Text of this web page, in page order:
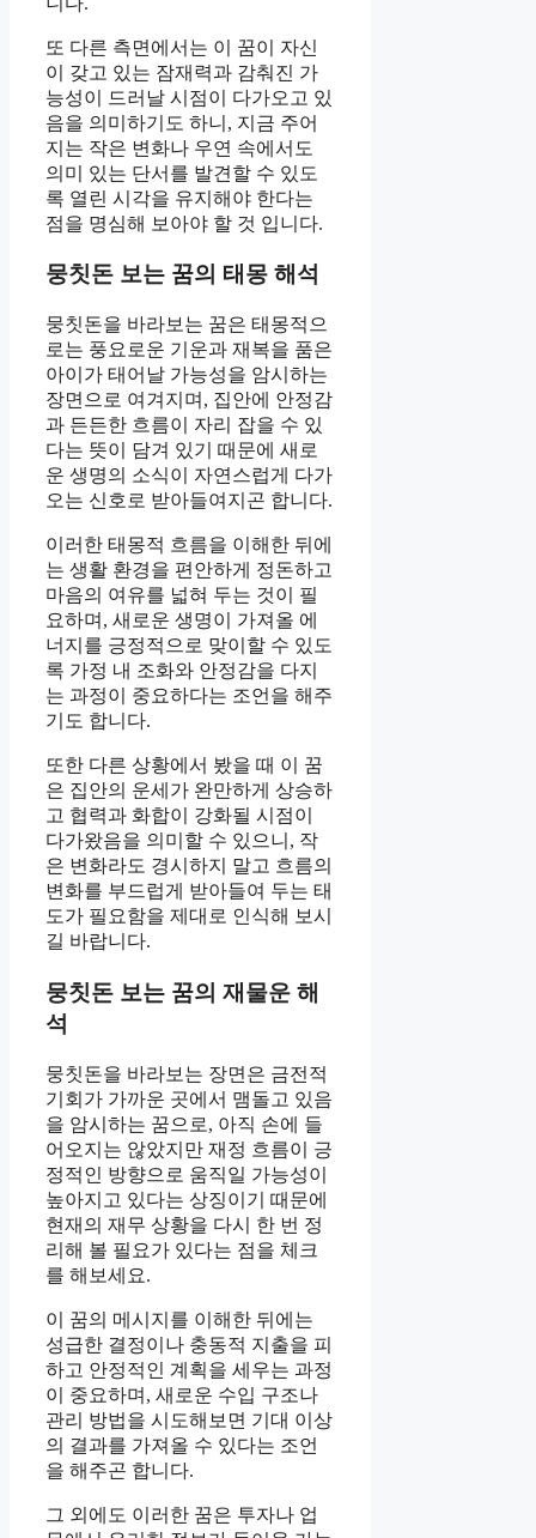
또 다른 측면에서는 이 꿈이 자신
이 갖고 있는 잠재력과 감춰진 가
능성이 드러날 시점이 다가오고 있
음을 의미하기도 하니, 지금 주어
지는 작은 변화나 우연 속에서도
의미 있는 단서를 발견할 수 있도
록 열린 시각을 유지해야 한다는
점을 명심해 보아야 할 것 입니다.
뭉칫돈 보는 꿈의 태몽 해석
뭉칫돈을 바라보는 꿈은 태몽적으
로는 풍요로운 기운과 재복을 품은
아이가 태어날 가능성을 암시하는
장면으로 여겨지며, 집안에 안정감
과 든든한 흐름이 자리 잡을 수 있
다는 뜻이 담겨 있기 때문에 새로
운 생명의 소식이 자연스럽게 다가
오는 신호로 받아들여지곤 합니다.
이러한 태몽적 흐름을 이해한 뒤에
는 생활 환경을 편안하게 정돈하고
마음의 여유를 넓혀 두는 것이 필
요하며, 새로운 생명이 가져올 에
너지를 긍정적으로 맞이할 수 있도
록 가정 내 조화와 안정감을 다지
는 과정이 중요하다는 조언을 해주
기도 합니다.
또한 다른 상황에서 봤을 때 이 꿈
은 집안의 운세가 완만하게 상승하
고 협력과 화합이 강화될 시점이
다가왔음을 의미할 수 있으니, 작
은 변화라도 경시하지 말고 흐름의
변화를 부드럽게 받아들여 두는 태
도가 필요함을 제대로 인식해 보시
길 바랍니다.
뭉칫돈 보는 꿈의 재물운 해
석
뭉칫돈을 바라보는 장면은 금전적
기회가 가까운 곳에서 맴돌고 있음
을 암시하는 꿈으로, 아직 손에 들
어오지는 않았지만 재정 흐름이 긍
정적인 방향으로 움직일 가능성이
높아지고 있다는 상징이기 때문에
현재의 재무 상황을 다시 한 번 정
리해 볼 필요가 있다는 점을 체크
를 해보세요.
이 꿈의 메시지를 이해한 뒤에는
성급한 결정이나 충동적 지출을 피
하고 안정적인 계획을 세우는 과정
이 중요하며, 새로운 수입 구조나
관리 방법을 시도해보면 기대 이상
의 결과를 가져올 수 있다는 조언
을 해주곤 합니다.
그 외에도 이러한 꿈은 투자나 업